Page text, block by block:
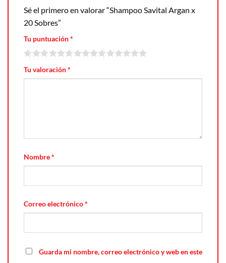
Sé el primero en valorar “Shampoo Savital Argan x
20 Sobres”
Tu puntuación*
Tu valoración*
Nombre*
Correo electrónico*
Guarda mi nombre, correo electrónico y web en este